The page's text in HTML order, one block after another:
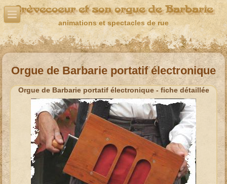
Crèvecoeur et son orgue de Barbarie
animations et spectacles de rue
Orgue de Barbarie portatif électronique
Orgue de Barbarie portatif électronique - fiche détaillée